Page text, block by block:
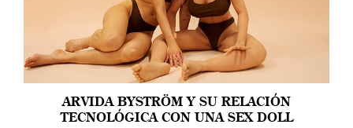
ARVIDA BYSTRÖM Y SU RELACIÓN
TECNOLÓGICA CON UNA SEX DOLL